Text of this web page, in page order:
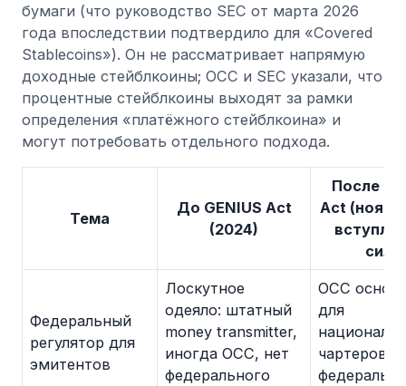
бумаги (что руководство SEC от марта 2026
года впоследствии подтвердило для «Covered
Stablecoins»). Он не рассматривает напрямую
доходные стейблкоины; OCC и SEC указали, что
процентные стейблкоины выходят за рамки
определения «платёжного стейблкоина» и
могут потребовать отдельного подхода.
Тема
До GENIUS Act
(2024)
После
Act
силу)
Федеральный
регулятор для
эмитентов
Лоскутное
одеяло: штатный
money transmitter,
иногда OCC, нет
федерального
OCC
для
чартеров;